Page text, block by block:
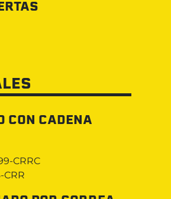
CON CADENA
CRRC
CRR